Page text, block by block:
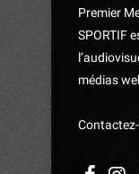
Premier
SPORTIF
médias